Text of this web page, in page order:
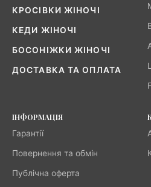
КРОСІВКИ ЖІНОЧІ
КЕДИ ЖІНОЧІ
БОСОНІЖКИ ЖІНОЧІ
ДОСТАВКА ТА ОПЛАТА
ІНФОРМАЦІЯ
Гарантії
Повернення та обмін
Публічна оферта